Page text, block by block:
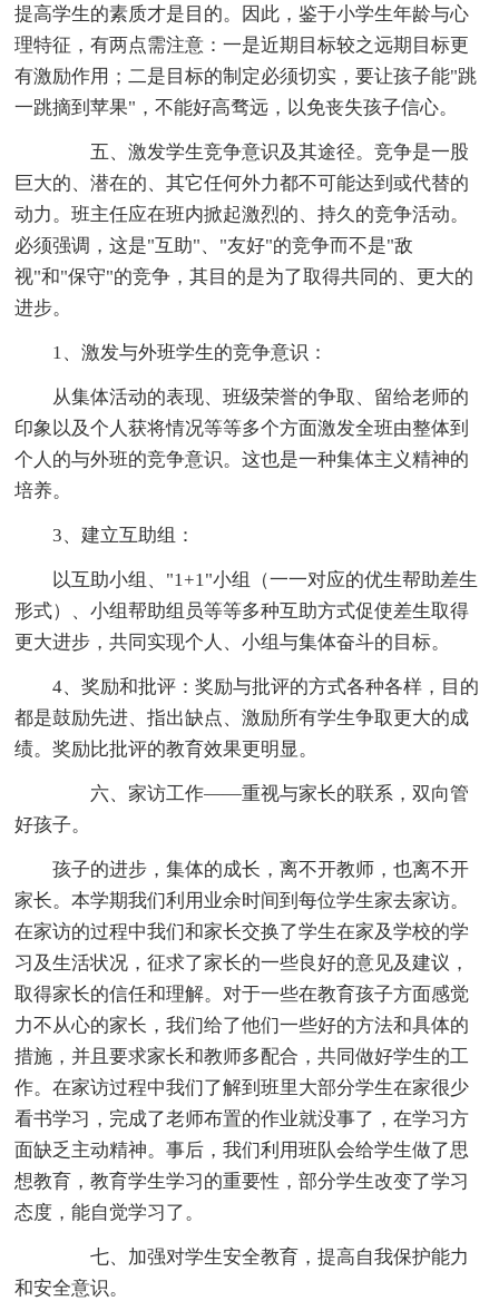
提高学生的素质才是目的。因此，鉴于小学生年龄与心
理特征，有两点需注意：一是近期目标较之远期目标更
有激励作用；二是目标的制定必须切实，要让孩子能"跳
一跳摘到苹果"，不能好高骛远，以免丧失孩子信心。
五、激发学生竞争意识及其途径。竞争是一股
巨大的、潜在的、其它任何外力都不可能达到或代替的
动力。班主任应在班内掀起激烈的、持久的竞争活动。
必须强调，这是"互助"、"友好"的竞争而不是"敌
视"和"保守"的竞争，其目的是为了取得共同的、更大的
进步。
1、激发与外班学生的竞争意识：
从集体活动的表现、班级荣誉的争取、留给老师的
印象以及个人获将情况等等多个方面激发全班由整体到
个人的与外班的竞争意识。这也是一种集体主义精神的
培养。
3、建立互助组：
以互助小组、"1+1"小组（一一对应的优生帮助差生
形式）、小组帮助组员等等多种互助方式促使差生取得
更大进步，共同实现个人、小组与集体奋斗的目标。
4、奖励和批评：奖励与批评的方式各种各样，目的
都是鼓励先进、指出缺点、激励所有学生争取更大的成
绩。奖励比批评的教育效果更明显。
六、家访工作——重视与家长的联系，双向管
好孩子。
孩子的进步，集体的成长，离不开教师，也离不开
家长。本学期我们利用业余时间到每位学生家去家访。
在家访的过程中我们和家长交换了学生在家及学校的学
习及生活状况，征求了家长的一些良好的意见及建议，
取得家长的信任和理解。对于一些在教育孩子方面感觉
力不从心的家长，我们给了他们一些好的方法和具体的
措施，并且要求家长和教师多配合，共同做好学生的工
作。在家访过程中我们了解到班里大部分学生在家很少
看书学习，完成了老师布置的作业就没事了，在学习方
面缺乏主动精神。事后，我们利用班队会给学生做了思
想教育，教育学生学习的重要性，部分学生改变了学习
态度，能自觉学习了。
七、加强对学生安全教育，提高自我保护能力
和安全意识。